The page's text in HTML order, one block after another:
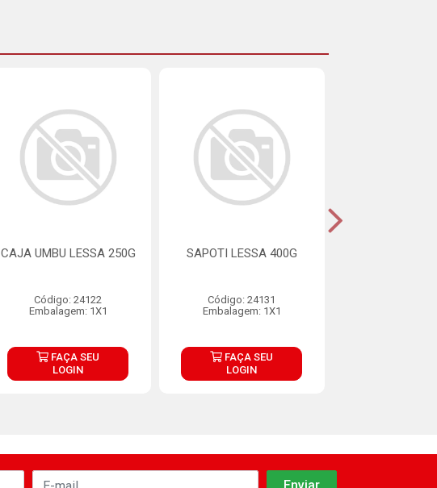
CAJA UMBU LESSA 250G
Código: 24122
Embalagem: 1X1
FAÇA SEU
LOGIN
SAPOTI LESSA 400G
Código: 24131
Embalagem: 1X1
FAÇA SEU
LOGIN